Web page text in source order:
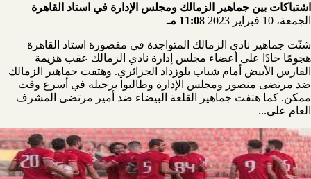
اشتباكات بين جماهير الزمالك ومجلس الإدارة في استاد القاهرة
الجمعة، 10 فبراير 2023
11:08 مـ
شنّت جماهير نادي الزمالك المتواجدة في مقصورة استاد القاهرة
هجومًا حادًا على أعضاء مجلس إدارة نادي الزمالك عقب هزيمة
الفارس الأبيض أمام شباب بلوزداد الجزائري. وهتفت جماهير الزمالك
ضد مرتضى منصور ومجلس الإدارة وطالبوا برحيله في أسرع وقت
ممكن. كما هتفت جماهير القلعة البيضاء ضد أمير مرتضى المشرف
العام على...